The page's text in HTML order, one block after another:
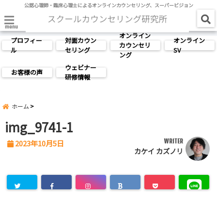
公認心理師・臨床心理士によるオンラインカウンセリング、スーパービジョン
menu
プロフィー
ル
対面カウン
セリング
オンライン
カウンセリ
ング
オンライン
SV
お客様の声
ウェビナー
研修情報
ホーム
img_9741-1
2023年10月5日 WRITER
カケイ カズノリ